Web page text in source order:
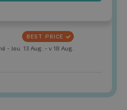
- Jeu. 13 Aug. - v 18 Aug.